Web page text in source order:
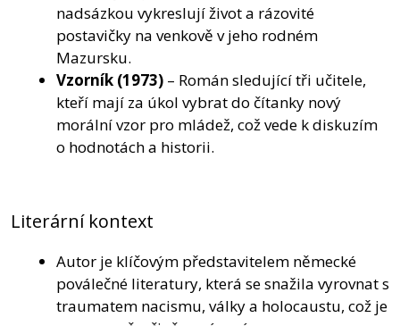
nadsázkou vykreslují život a rázovité
postavičky na venkově v jeho rodném
Mazursku.
Vzorník (1973) – Román sledující tři učitele,
kteří mají za úkol vybrat do čítanky nový
morální vzor pro mládež, což vede k diskuzím
o hodnotách a historii.
Literární kontext
Autor je klíčovým představitelem německé
poválečné literatury, která se snažila vyrovnat s
traumatem nacismu, války a holocaustu, což je